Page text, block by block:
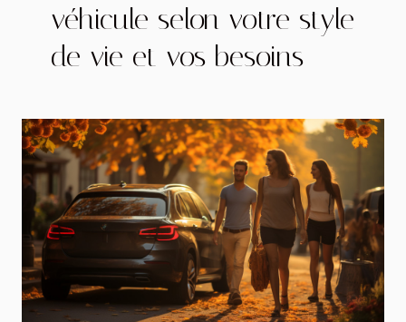
véhicule selon votre style
de vie et vos besoins